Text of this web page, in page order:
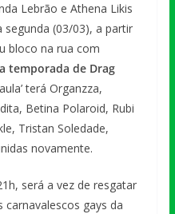
Lebrão e Athena Likis
(03/03), a partir
bloco na rua com
temporada de Drag
terá Organzza,
Betina Polaroid, Rubi
Tristan Soledade,
novamente.
será a vez de resgatar
gays da